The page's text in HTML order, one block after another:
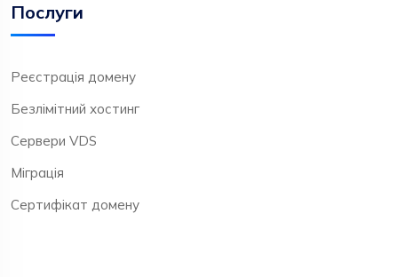
Послуги
Реєстрація домену
Безлімітний хостинг
Сервери VDS
Міграція
Сертифікат домену